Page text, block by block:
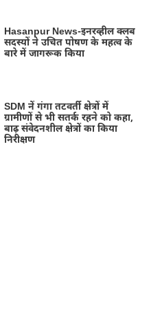
Hasanpur News-इनरव्हील क्लब
सदस्यों ने उचित पोषण के महत्व के
बारे में जागरूक किया
SDM नें गंगा तटवर्ती क्षेत्रों में
ग्रामीणों से भी सतर्क रहने को कहा,
बाढ़ संवेदनशील क्षेत्रों का किया
निरीक्षण